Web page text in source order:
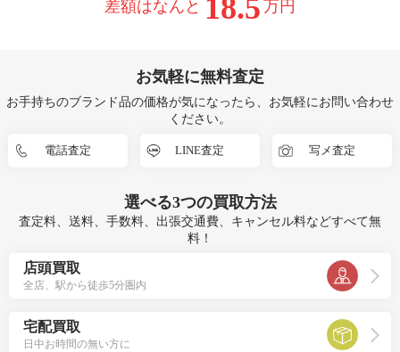
差額はなんと 18.5 万円
お気軽に無料査定
お手持ちのブランド品の価格が気になったら、お気軽にお問い合わせ
ください。
電話査定 LINE査定 写メ査定
選べる3つの買取方法
査定料、送料、手数料、出張交通費、キャンセル料などすべて無
料！
店頭買取
全店、駅から徒歩5分圏内
宅配買取
日中お時間の無い方に